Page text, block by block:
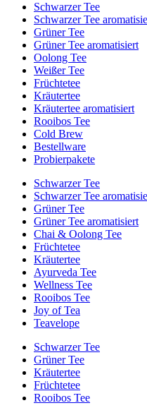
Schwarzer Tee
Schwarzer Tee
Grüner Tee
Grüner Tee aromatisiert
Oolong Tee
Weißer Tee
Früchtetee
Kräutertee
Kräutertee aromatisiert
Rooibos Tee
Cold Brew
Bestellware
Probierpakete
Schwarzer Tee
Schwarzer Tee
Grüner Tee
Grüner Tee aromatisiert
Chai & Oolong Tee
Früchtetee
Kräutertee
Ayurveda Tee
Wellness Tee
Rooibos Tee
Joy of Tea
Teavelope
Schwarzer Tee
Grüner Tee
Kräutertee
Früchtetee
Rooibos Tee